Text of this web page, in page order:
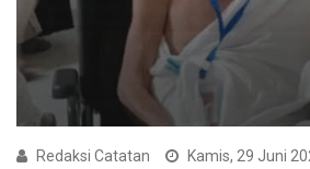
Redaksi Catatan Kamis, 29 Juni